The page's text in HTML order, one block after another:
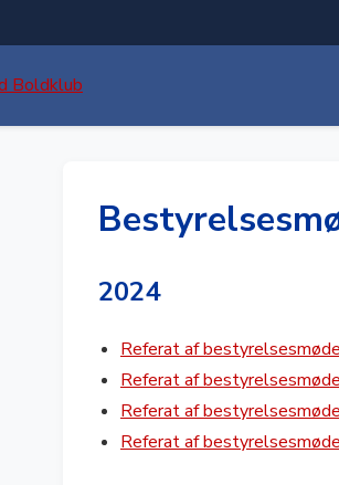
2024
Referat af
Referat af
Referat af
Referat af